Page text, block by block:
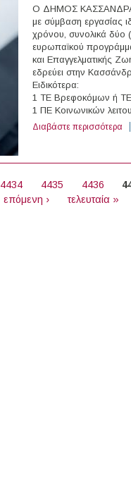
Ο ΔΗΜΟΣ ΚΑΣΣΑΝΔΡΑΣ
με σύμβαση εργασίας
χρόνου, συνολικά δύο
ευρωπαϊκού
και Επαγγελματικής
εδρεύει στην
Ειδικότερα:
1 ΤΕ Βρεφοκόμων ή
1 ΠΕ Κοινωνικών
Διαβάστε περισσότερα
4434 4435 4436
επόμενη › τελευταία »